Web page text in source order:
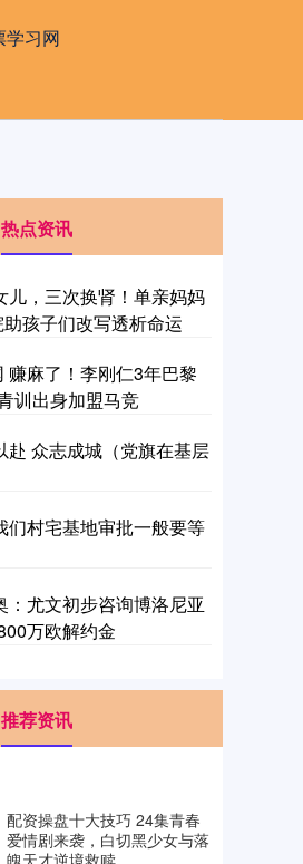
学习网
热点资讯
儿，三次换肾！单亲妈妈
孩子们改写透析命运
赚麻了！李刚仁3年巴黎
训出身加盟马竞
赴 众志成城（党旗在基层
们村宅基地审批一般要等
：尤文初步咨询博洛尼亚
万欧解约金
推荐资讯
配资操盘十大技巧 24集青春
爱情剧来袭，白切黑少女与落
魄天才逆境救赎